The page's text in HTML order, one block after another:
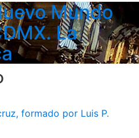
Mundo
La
formado por Luis P.